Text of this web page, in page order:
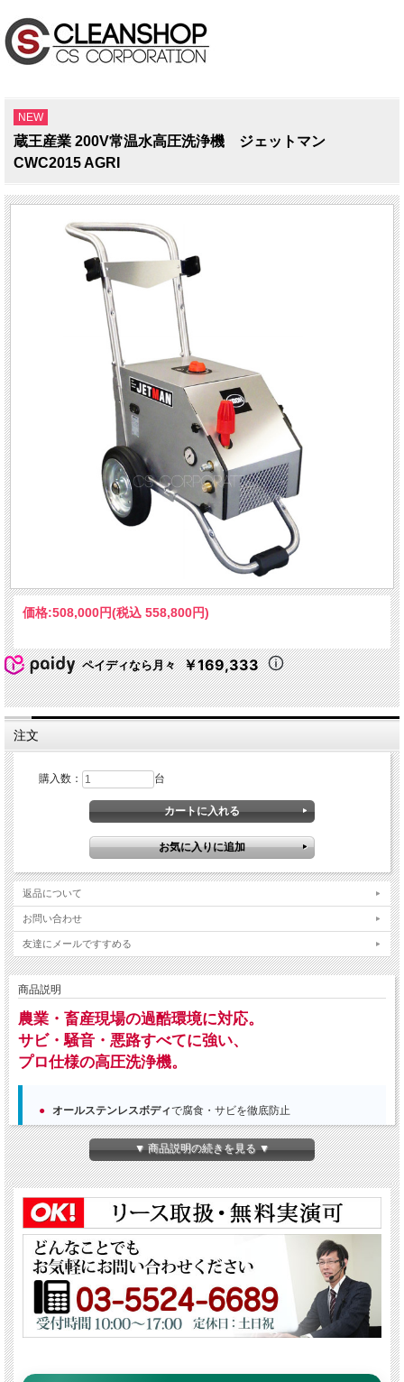
NEW
蔵王産業 200V常温水高圧洗浄機 ジェットマン
CWC2015 AGRI
価格:508,000円(税込 558,800円)
ペイディなら月々 ￥169,333
注文
購入数： 台
返品について
お問い合わせ
友達にメールですすめる
商品説明
農業・畜産現場の過酷環境に対応。
サビ・騒音・悪路すべてに強い、
プロ仕様の高圧洗浄機。
オールステンレスボディで腐食・サビを徹底防止
低騒音設計（65.9dB）で家畜へのストレスを軽減
20MPa・15L/min の高圧力で頑固な汚れを一気に洗浄
農業・畜産専用に設計された耐腐食ボディ
フレーム・パネルすべてにステンレススチールを採用。 湿気やアン
が可能です。
▼ 商品説明の続きを見る ▼